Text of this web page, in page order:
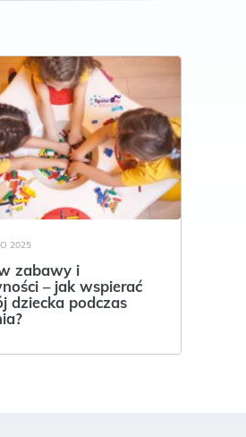
2025
zabawy i
– jak wspierać
dziecka podczas